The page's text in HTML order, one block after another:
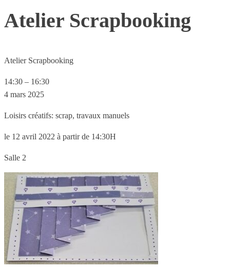
Atelier Scrapbooking
Atelier Scrapbooking
14:30 – 16:30
4 mars 2025
Loisirs créatifs: scrap, travaux manuels
le 12 avril 2022 à partir de 14:30H
Salle 2